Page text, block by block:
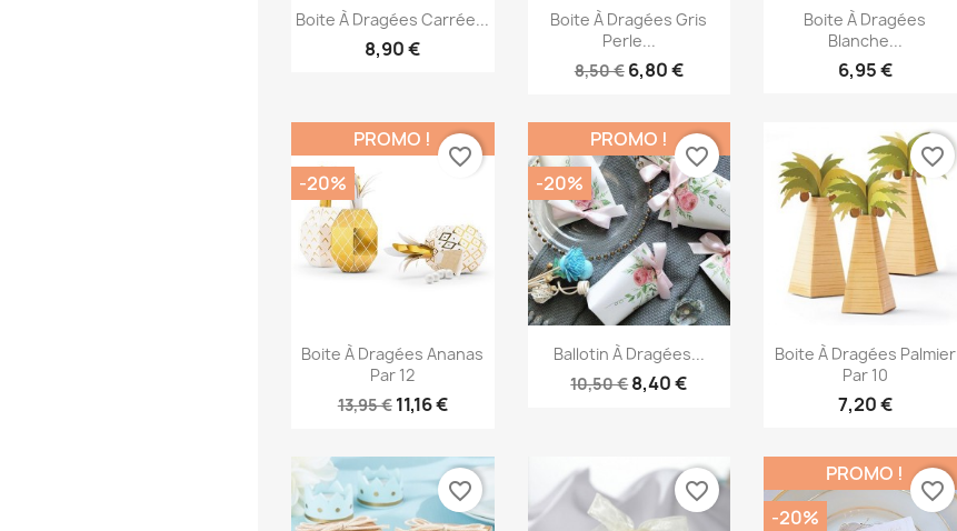
Aperçu rapide
Boite À Dragées Carrée...
8,90 €
Aperçu rapide
Boite À Dragées Gris
Perle...
8,50 € 6,80 €
Aperçu rapide
Boite À Dragées
Blanche...
6,95 €
 Aperçu rapide
Boite À Dragées Ananas
Par 12
13,95 € 11,16 €
PROMO !
-20%
favorite_border
Aperçu rapide
Ballotin À Dragées...
10,50 €8,40 €
PROMO !
-20%
favorite_border
 Aperçu rapide
Boite À Dragées Palmier
Par 10
7,20 €
favorite_border
favorite_border favorite_border
PROMO !
-20%
favorite_border